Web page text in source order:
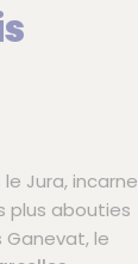
le Jura, incarne
plus abouties
Ganevat, le